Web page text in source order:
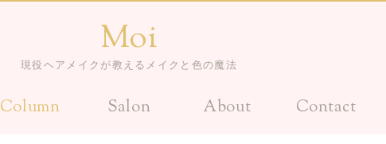
Moi
現役ヘアメイクが教えるメイクと色の魔法
Column Salon About Contact